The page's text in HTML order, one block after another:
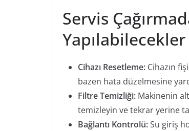
Servis
Yapılabilecekler
Cihazı Resetleme: Cihazın
bazen hata düzelmesine
Filtre Temizliği: Makinenin
temizleyin ve tekrar yerine
Bağlantı Kontrolü:Su giriş